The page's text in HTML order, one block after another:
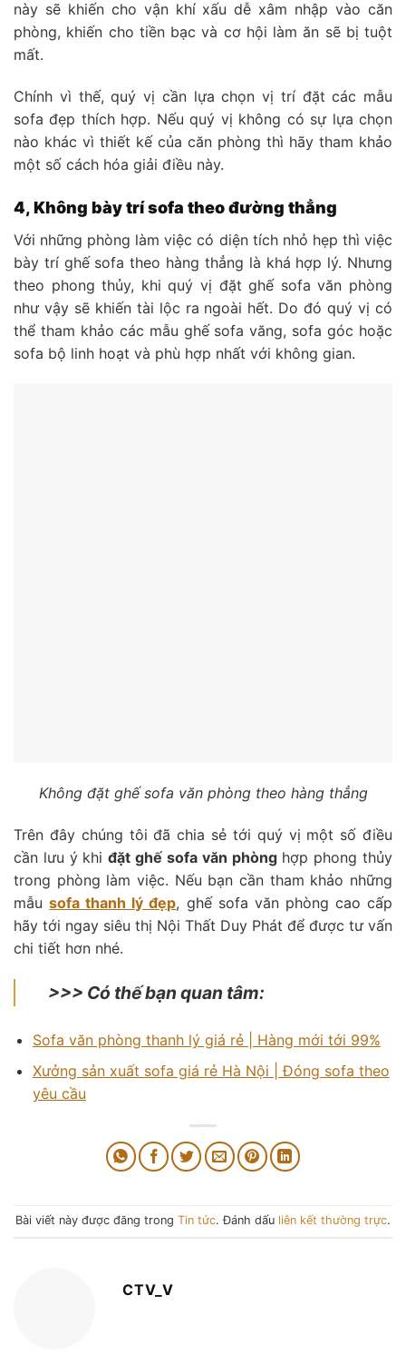
này sẽ khiến cho vận khí xấu dễ xâm nhập vào căn
phòng, khiến cho tiền bạc và cơ hội làm ăn sẽ bị tuột
mất.
Chính vì thế, quý vị cần lựa chọn vị trí đặt các mẫu
sofa đẹp thích hợp. Nếu quý vị không có sự lựa chọn
nào khác vì thiết kế của căn phòng thì hãy tham khảo
một số cách hóa giải điều này.
4, Không bày trí sofa theo đường thẳng
Với những phòng làm việc có diện tích nhỏ hẹp thì việc
bày trí ghế sofa theo hàng thẳng là khá hợp lý. Nhưng
theo phong thủy, khi quý vị đặt ghế sofa văn phòng
như vậy sẽ khiến tài lộc ra ngoài hết. Do đó quý vị có
thể tham khảo các mẫu ghế sofa văng, sofa góc hoặc
sofa bộ linh hoạt và phù hợp nhất với không gian.
Không đặt ghế sofa văn phòng theo hàng thẳng
Trên đây chúng tôi đã chia sẻ tới quý vị một số điều
cần lưu ý khiđặt ghế sofa văn phònghợp phong thủy
trong phòng làm việc. Nếu bạn cần tham khảo những
mẫusofa thanh lý đẹp, ghế sofa văn phòng cao cấp
hãy tới ngay siêu thị Nội Thất Duy Phát để được tư vấn
chi tiết hơn nhé.
>>> Có thế bạn quan tâm:
Sofa văn phòng thanh lý giá rẻ | Hàng mới tới 99%
Xưởng sản xuất sofa giá rẻ Hà Nội | Đóng sofa theo
yêu cầu
Bài viết này được đăng trong Tin tức. Đánh dấu liên kết thường trực.
CTV_V